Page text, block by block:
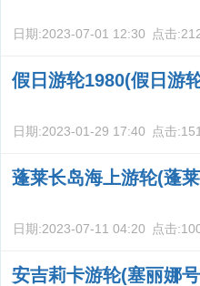
日期:2023-07-01 12:30 点击:
假日游轮1980(假日游
日期:2023-01-29 17:40 点击:
蓬莱长岛海上游轮(蓬
日期:2023-07-11 04:20 点击:
安吉莉卡游轮(塞丽娜